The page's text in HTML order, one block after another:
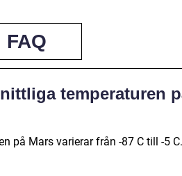
FAQ
temperaturen
på Mars varierar från -87 C till -5 C.